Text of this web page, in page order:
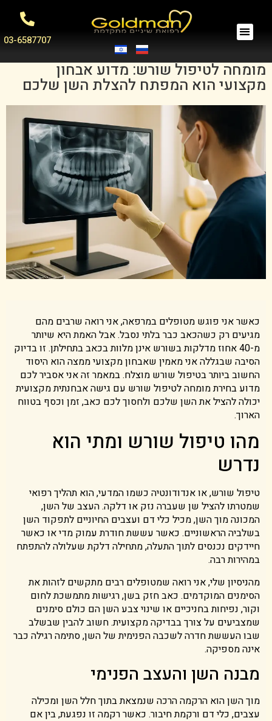
03-6587707
מומחה לטיפול שורש: מדוע אבחון
מקצועי הוא המפתח להצלת השן שלכם
כאשר אני פוגש מטופלים במרפאה, אני רואה שרבים מהם
מגיעים רק כשהכאב כבר בלתי נסבל. אבל האמת היא שיותר
מ-40 אחוז מדלקות בשורש אינן מלוות בכאב בתחילתן. זו בדיוק
הסיבה שבגללה אני מאמין שאבחון מקצועי ממצה הוא היסוד
החשוב ביותר בטיפול שורש מוצלח. במאמר זה אני אסביר לכם
מדוע בחירת מומחה לטיפול שורש עם גישה אבחנתית מקצועית
יכולה להציל את השן שלכם ולחסוך לכם כאב, זמן וכסף בטווח
הארוך.
מהו טיפול שורש ומתי הוא
נדרש
טיפול שורש, או אנדודונטיה כשמו המדעי, הוא תהליך רפואי
שמטרתו להציל שן שעברה נזק או דלקה. העצב של השן,
המכונה מוך השן, מכיל כלי דם ועצבים החיוניים לתפקוד השן
בשלביה הראשוניים. כאשר עששת חודרת עמוק מדי או כאשר
חיידקים נכנסים לתוך התעלה, מתחילה דלקת שעלולה להתפתח
במהירות רבה.
מהניסיון שלי, אני רואה שמטופלים רבים מתקשים לזהות את
הסימנים המוקדמים. כאב חזק בשן, רגישות מתמשכת לחום
וקור, נפיחות בחניכיים או שינוי צבע השן הם כולם סימנים
שמצביעים על צורך בבדיקה מקצועית. חשוב להבין שבשלב
שבו העששת חדרה לשכבה הפנימית של השן, סתימה רגילה כבר
אינה מספיקה.
מבנה השן והעצב הפנימי
מוך השן הוא הרקמה הרכה שנמצאת בתוך חלל השן ומכילה
עצבים, כלי דם ורקמת חיבור. כאשר רקמה זו נפגעת, בין אם